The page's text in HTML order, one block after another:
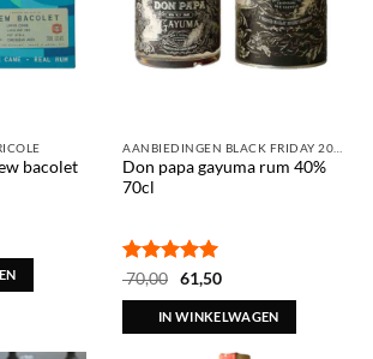
bacolet
Don papa gayuma rum 40%
70cl
Gewaardeerd
5uit 5
70,00
Oorspronkelijke
prijs
was:
€ 70,00.
61,50Huidige
is:
€ 61,50.
IN WINKELWAGEN